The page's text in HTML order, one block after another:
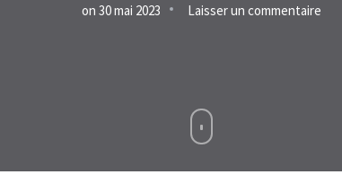
on 30 mai 2023 Laisser un commentairesur